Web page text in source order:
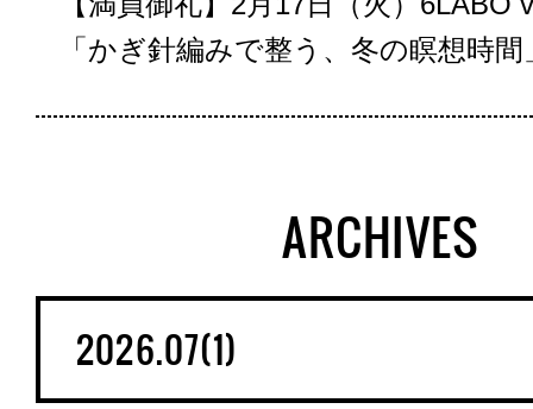
「かぎ針編みで整う、冬の瞑想時間
ARCHIVES